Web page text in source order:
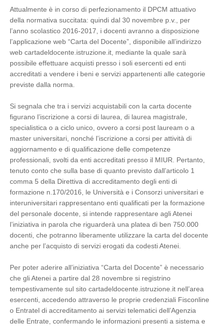
Attualmente è in corso di perfezionamento il DPCM attuativo
della normativa succitata: quindi dal 30 novembre p.v., per
l’anno scolastico 2016-2017, i docenti avranno a disposizione
l’applicazione web “Carta del Docente”, disponibile all’indirizzo
web cartadeldocente.istruzione.it, mediante la quale sarà
possibile effettuare acquisti presso i soli esercenti ed enti
accreditati a vendere i beni e servizi appartenenti alle categorie
previste dalla norma.
Si segnala che tra i servizi acquistabili con la carta docente
figurano l’iscrizione a corsi di laurea, di laurea magistrale,
specialistica o a ciclo unico, ovvero a corsi post lauream o a
master universitari, nonché l’iscrizione a corsi per attività di
aggiornamento e di qualificazione delle competenze
professionali, svolti da enti accreditati presso il MIUR. Pertanto,
tenuto conto che sulla base di quanto previsto dall’articolo 1
comma 5 della Direttiva di accreditamento degli enti di
formazione n.170/2016, le Università e i Consorzi universitari e
interuniversitari rappresentano enti qualificati per la formazione
del personale docente, si intende rappresentare agli Atenei
l’iniziativa in parola che riguarderà una platea di ben 750.000
docenti, che potranno liberamente utilizzare la carta del docente
anche per l’acquisto di servizi erogati da codesti Atenei.
Per poter aderire all’iniziativa “Carta del Docente” è necessario
che gli Atenei a partire dal 28 novembre si registrino
tempestivamente sul sito cartadeldocente.istruzione.it nell’area
esercenti, accedendo attraverso le proprie credenziali Fisconline
o Entratel di accreditamento ai servizi telematici dell’Agenzia
delle Entrate, confermando le informazioni presenti a sistema e